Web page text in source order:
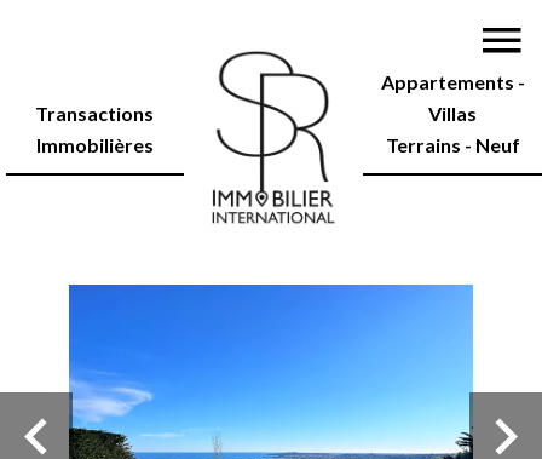
Transactions
Immobilières
Appartements -
Villas
Terrains - Neuf